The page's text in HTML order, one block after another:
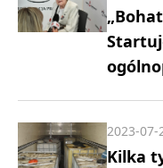
Kilka
2023-07-